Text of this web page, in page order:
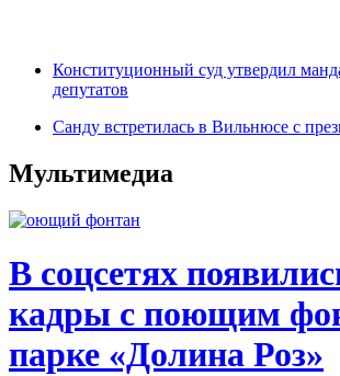
Конституционный суд утвердил
депутатов
Санду встретилась в Вильнюсе с
Мультимедиа
В соцсетях
кадры с поющим
парке «Долина Роз»